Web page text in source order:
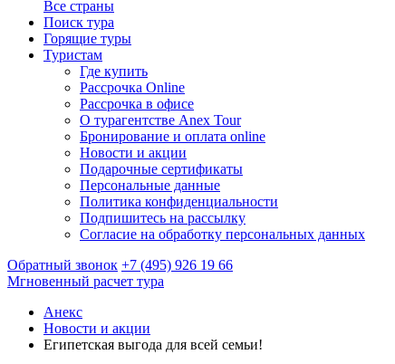
Все страны
Поиск тура
Горящие туры
Туристам
Где купить
Рассрочка Online
Рассрочка в офисе
О турагентстве Anex Tour
Бронирование и оплата online
Новости и акции
Подарочные сертификаты
Персональные данные
Политика конфиденциальности
Подпишитесь на рассылку
Согласие на обработку персональных данных
Обратный звонок +7 (495) 926 19 66
Мгновенный расчет тура
Анекс
Новости и акции
Египетская выгода для всей семьи!